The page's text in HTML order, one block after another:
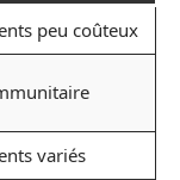
peu coûteux
variés